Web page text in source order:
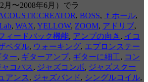
〜2008年6月）でラ
, BOSS, ｆホール,
, WAX, YELLOW, ZOOM, アドリブ,
ィードバック機能, アンプの向き , イコ
ペダル, ウォーキング, エプロンステー
ター, ギターアンプ, ギターに細工, コン
ャコパス , ジャズコンボ, ジャズスクー
アンス , ジャズバンド, シングルコイル,